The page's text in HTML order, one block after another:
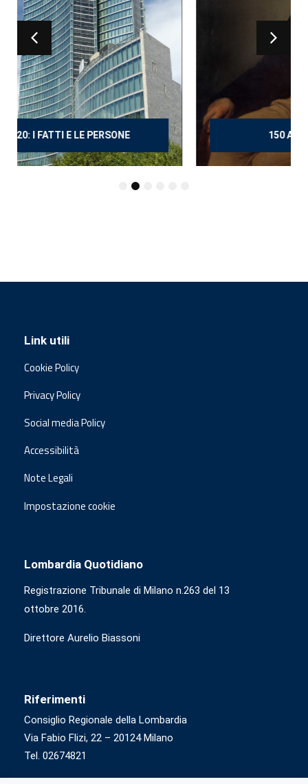
150 ANNI DOPO MANZONI
Link utili
Cookie Policy
Privacy Policy
Social media Policy
Accessibilità
Note Legali
Impostazione cookie
Lombardia Quotidiano
Registrazione Tribunale di Milano n.263 del 13
ottobre 2016.
Direttore Aurelio Biassoni
Riferimenti
Consiglio Regionale della Lombardia
Via Fabio Flizi, 22 – 20124 Milano
Tel. 02674821